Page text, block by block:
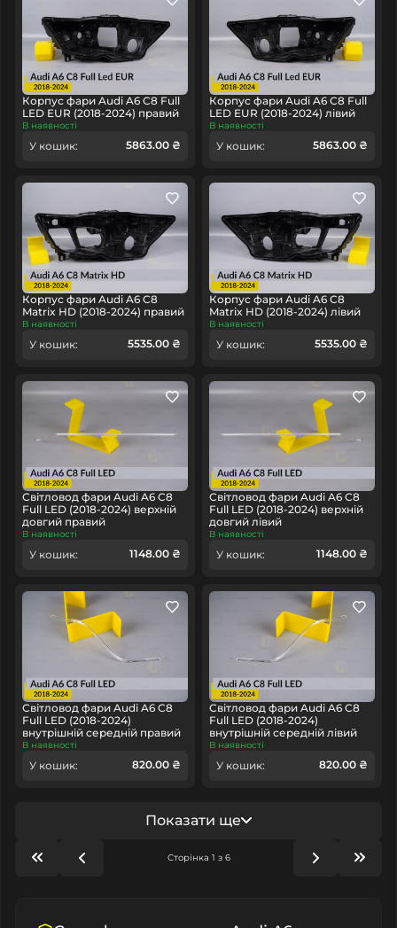
Корпус фари Audi A6 C8 Full
LED EUR (2018-2024) правий
В наявності
У кошик: 5863.00 ₴
Корпус фари Audi A6 C8 Full
LED EUR (2018-2024) лівий
В наявності
У кошик: 5863.00 ₴
Корпус фари Audi A6 C8
Matrix HD (2018-2024) правий
В наявності
У кошик: 5535.00 ₴
Корпус фари Audi A6 C8
Matrix HD (2018-2024) лівий
В наявності
У кошик: 5535.00 ₴
Світловод фари Audi A6 C8
Full LED (2018-2024) верхній
довгий правий
В наявності
У кошик: 1148.00 ₴
Світловод фари Audi A6 C8
Full LED (2018-2024) верхній
довгий лівий
В наявності
У кошик: 1148.00 ₴
Світловод фари Audi A6 C8
Full LED (2018-2024)
внутрішній середній правий
В наявності
У кошик: 820.00 ₴
Світловод фари Audi A6 C8
Full LED (2018-2024)
внутрішній середній лівий
В наявності
У кошик: 820.00 ₴
Показати ще
Сторінка 1 з 6